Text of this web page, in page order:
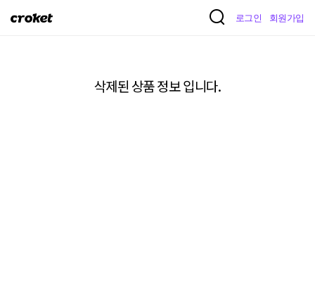
크
로그인 회원가입
삭제된 상품 정보 입니다.